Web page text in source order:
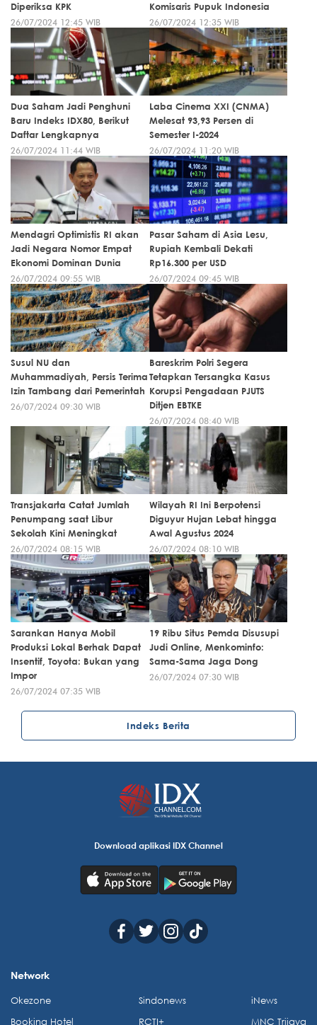
Diperiksa KPK
26/07/2024 12:45 WIB
Komisaris Pupuk Indonesia
26/07/2024 12:35 WIB
Dua Saham Jadi Penghuni
Baru Indeks IDX80, Berikut
Daftar Lengkapnya
26/07/2024 11:44 WIB
Laba Cinema XXI (CNMA)
Melesat 93,93 Persen di
Semester I-2024
26/07/2024 11:20 WIB
Mendagri Optimistis RI akan
Jadi Negara Nomor Empat
Ekonomi Dominan Dunia
26/07/2024 09:55 WIB
Pasar Saham di Asia Lesu,
Rupiah Kembali Dekati
Rp16.300 per USD
26/07/2024 09:45 WIB
Susul NU dan
Muhammadiyah, Persis Terima
Izin Tambang dari Pemerintah
26/07/2024 09:30 WIB
Bareskrim Polri Segera
Tetapkan Tersangka Kasus
Korupsi Pengadaan PJUTS
Ditjen EBTKE
26/07/2024 08:40 WIB
Transjakarta Catat Jumlah
Penumpang saat Libur
Sekolah Kini Meningkat
26/07/2024 08:15 WIB
Wilayah RI Ini Berpotensi
Diguyur Hujan Lebat hingga
Awal Agustus 2024
26/07/2024 08:10 WIB
Sarankan Hanya Mobil
Produksi Lokal Berhak Dapat
Insentif, Toyota: Bukan yang
Impor
26/07/2024 07:35 WIB
19 Ribu Situs Pemda Disusupi
Judi Online, Menkominfo:
Sama-Sama Jaga Dong
26/07/2024 07:30 WIB
Indeks Berita
Download aplikasi IDX Channel
Network
Okezone
Booking Hotel
Sindonews
RCTI+
iNews
MNC Trijaya